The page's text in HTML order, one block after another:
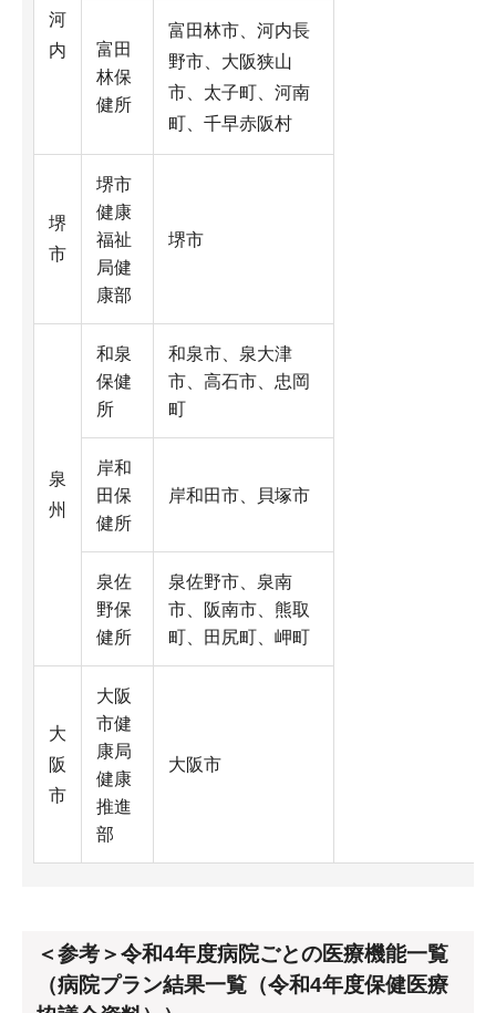
河
内
富田
林保
健所
富田林市、河内長
野市、大阪狭山
市、太子町、河南
町、千早赤阪村
堺
市
堺市
健康
福祉
局健
康部
堺市
泉
州
和泉
保健
所
和泉市、泉大津
市、高石市、忠岡
町
岸和
田保
健所
岸和田市、貝塚市
泉佐
野保
健所
泉佐野市、泉南
市、阪南市、熊取
町、田尻町、岬町
大
阪
市
大阪
市健
康局
健康
推進
部
大阪市
＜参考＞令和4年度病院ごとの医療機能一覧
（病院プラン結果一覧（令和4年度保健医療